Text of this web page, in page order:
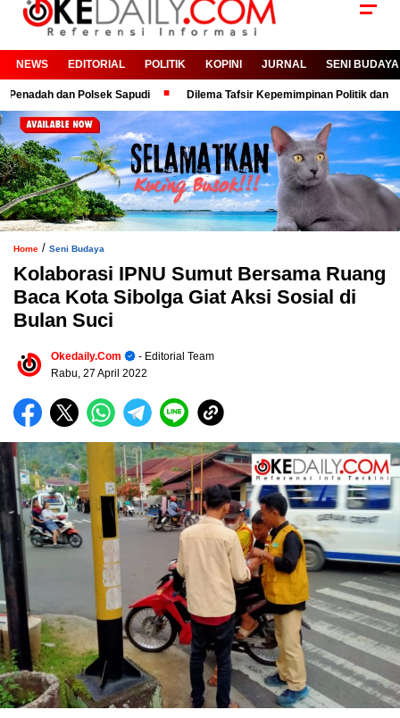
NEWS EDITORIAL POLITIK KOPINI JURNAL SENI BUDAYA
dan Polsek Sapudi Dilema Tafsir Kepemimpinan Politik dan
Home / Seni Budaya
Kolaborasi IPNU Sumut Bersama Ruang
Baca Kota Sibolga Giat Aksi Sosial di
Bulan Suci
Okedaily.com
- Editorial Team
Rabu, 27 April 2022